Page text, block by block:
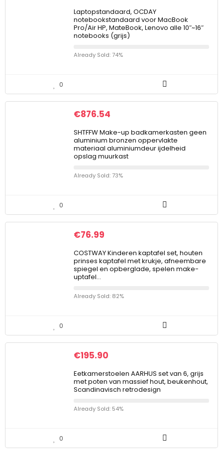
Laptopstandaard, OCDAY
notebookstandaard voor MacBook
Pro/Air HP, MateBook, Lenovo alle 10″~16″
notebooks (grijs)
Already Sold: 74%
0
€876.54
SHTFFW Make-up badkamerkasten geen
aluminium bronzen oppervlakte
materiaal aluminiumdeur ijdelheid
opslag muurkast
Already Sold: 73%
0
€76.99
COSTWAY Kinderen kaptafel set, houten
prinses kaptafel met krukje, afneembare
spiegel en opberglade, spelen make-
uptafel…
Already Sold: 82%
0
€195.90
Eetkamerstoelen AARHUS set van 6, grijs
met poten van massief hout, beukenhout,
Scandinavisch retrodesign
Already Sold: 54%
0